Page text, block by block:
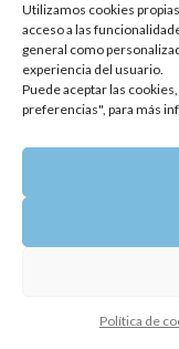
Utilizamos cookies
acceso a las
general como
experiencia del usuario.
Puede aceptar las
preferencias", para más
Política de
Política de